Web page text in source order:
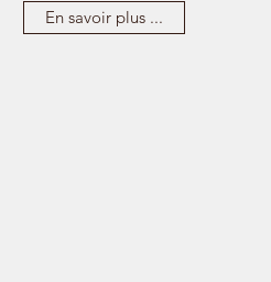
En savoir plus ...